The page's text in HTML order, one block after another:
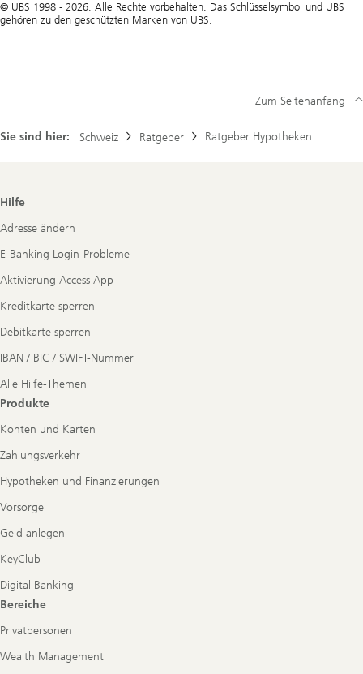
© UBS 1998 - 2026. Alle Rechte vorbehalten. Das Schlüsselsymbol und UBS
gehören zu den geschützten Marken von UBS.
Sie sind hier: Schweiz Ratgeber Ratgeber Hypotheken
Zum Seitenanfang
Footer
Hilfe
Adresse ändern
E-Banking Login-Probleme
Aktivierung Access App
Kreditkarte sperren
Debitkarte sperren
IBAN / BIC / SWIFT-Nummer
Alle Hilfe-Themen
Produkte
Konten und Karten
Zahlungsverkehr
Hypotheken und Finanzierungen
Vorsorge
Geld anlegen
KeyClub
Digital Banking
Bereiche
Privatpersonen
Wealth Management